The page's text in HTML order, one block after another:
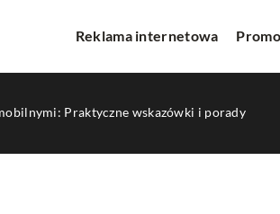
Reklama internetowa
Praktyczne wskazówki i porady